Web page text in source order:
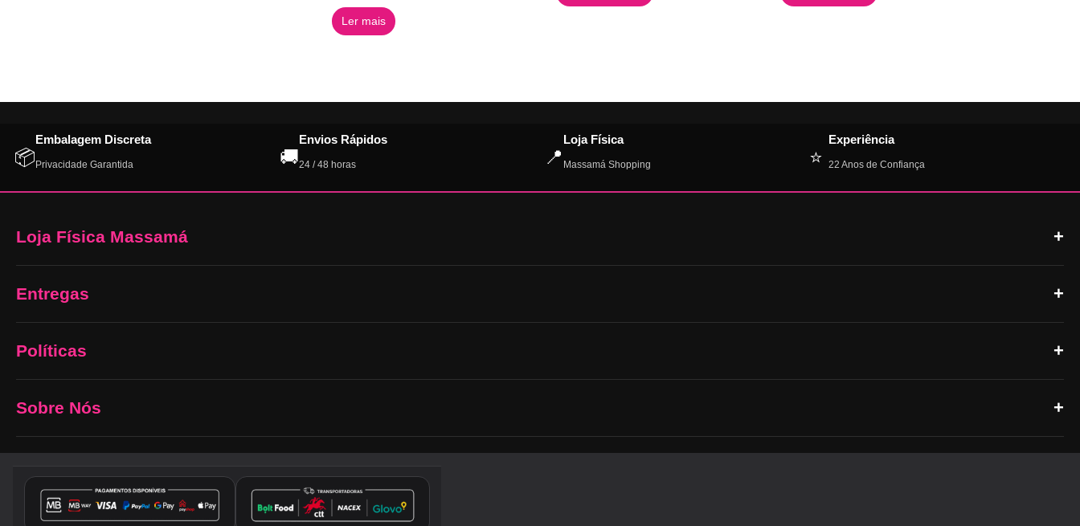
Ler mais
📦
Embalagem Discreta
Privacidade Garantida 🚚
Envios Rápidos
24 / 48 horas 📍
Loja Física
Massamá Shopping ⭐
Experiência
22 Anos de Confiança
Loja Física Massamá
Entregas
Políticas
Sobre Nós